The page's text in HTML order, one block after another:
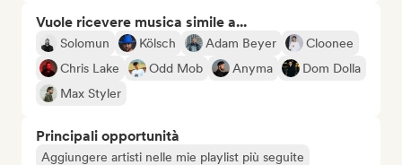
Vuole ricevere musica simile a...
Solomun Kölsch Adam Beyer
Cloonee
Chris Lake
Odd Mob Anyma
Dom Dolla
Max Styler
Principali opportunità
Aggiungere artisti nelle mie playlist più seguite